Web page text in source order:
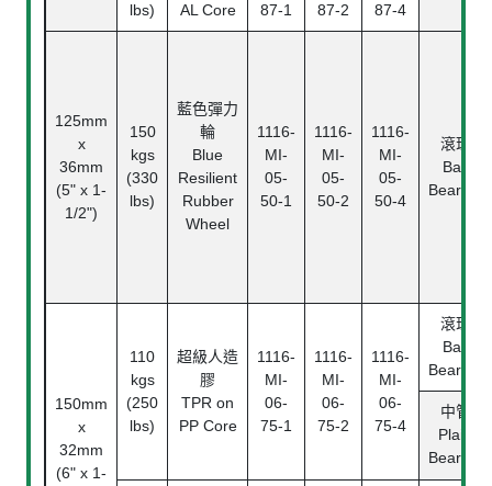
lbs)
AL Core
87-1
87-2
87-4
125mm
x
36mm
(5" x 1-
1/2")
150
kgs
(330
lbs)
藍色彈力
輪
Blue
Resilient
Rubber
Wheel
1116-
MI-
05-
50-1
1116-
MI-
05-
50-2
1116-
MI-
05-
50-4
滾珠
Ball
Bearing
150mm
x
32mm
(6" x 1-
110
kgs
(250
lbs)
超級人造
膠
TPR on
PP Core
1116-
MI-
06-
75-1
1116-
MI-
06-
75-2
1116-
MI-
06-
75-4
滾珠
Ball
Bearing
中管
Plain
Bearing